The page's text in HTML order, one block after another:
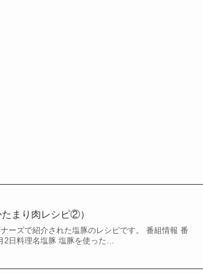
まり肉レシピ②）
ーズで紹介された塩豚のレシピです。 番組情報 番
2日料理名塩豚 塩豚を使った…